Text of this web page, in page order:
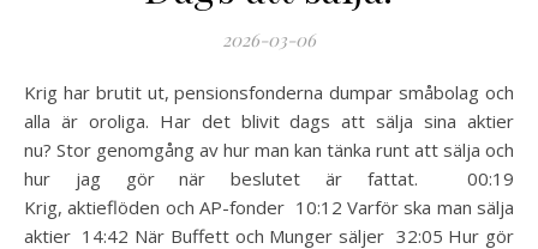
2026-03-06
Krig har brutit ut, pensionsfonderna dumpar småbolag och
alla är oroliga. Har det blivit dags att sälja sina aktier
nu? Stor genomgång av hur man kan tänka runt att sälja och
hur jag gör när beslutet är fattat. 00:19
Krig, aktieflöden och AP-fonder 10:12 Varför ska man sälja
aktier 14:42 När Buffett och Munger säljer 32:05 Hur gör